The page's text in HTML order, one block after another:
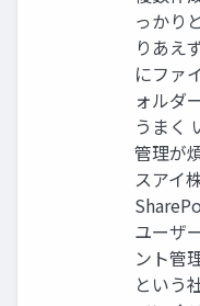
っかり
りあえ
にファ
ォルダ
うまく
管理が
スアイ
ユーザ
ント管
という